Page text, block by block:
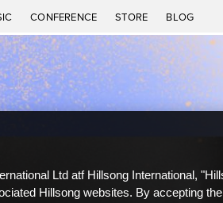
CONFERENCE STORE BLOG
Ltd atf Hillsong International,
Hillsong websites. By accepting